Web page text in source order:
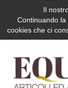
Il
Continuando
cookies che ci